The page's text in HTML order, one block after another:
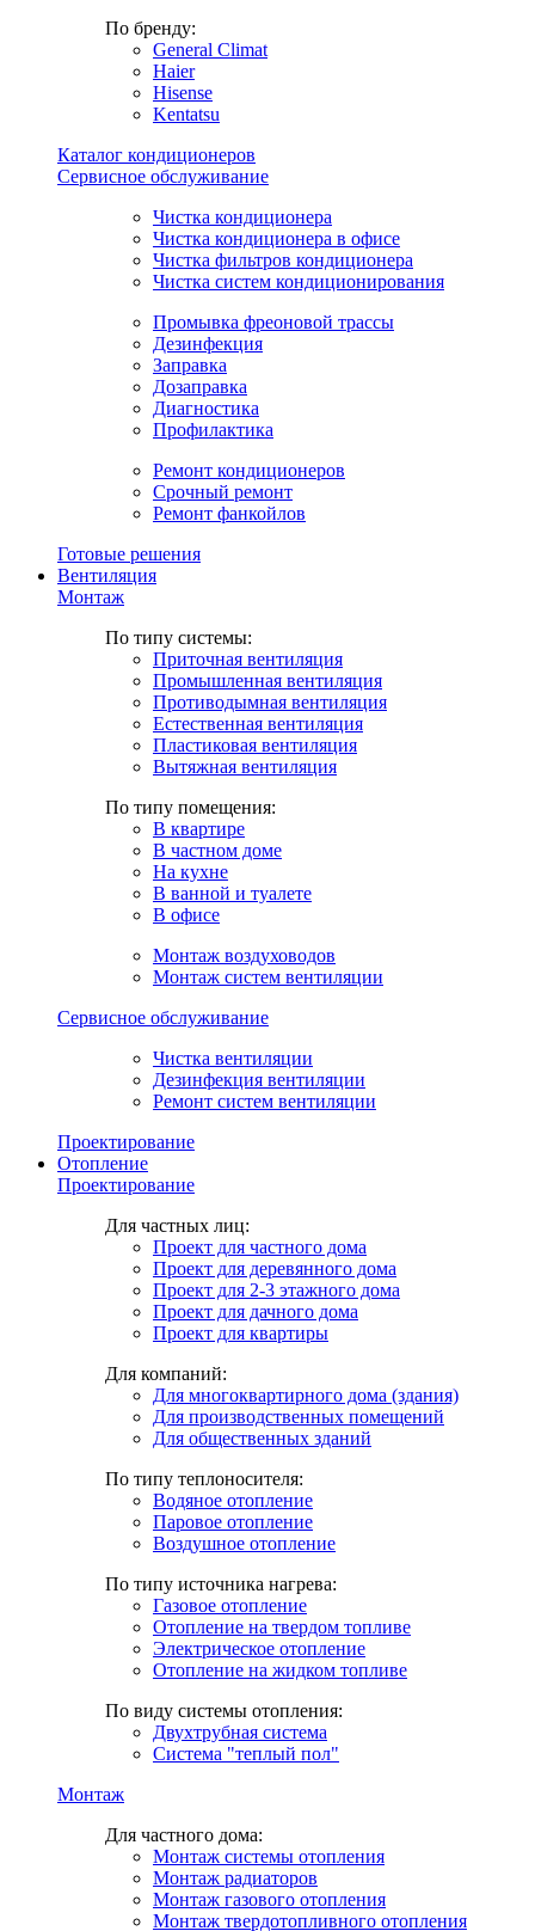
По бренду:
General Climat
Haier
Hisense
Kentatsu
Каталог кондиционеров
Сервисное обслуживание
Чистка кондиционера
Чистка кондиционера в офисе
Чистка фильтров кондиционера
Чистка систем кондиционирования
Промывка фреоновой трассы
Дезинфекция
Заправка
Дозаправка
Диагностика
Профилактика
Ремонт кондиционеров
Срочный ремонт
Ремонт фанкойлов
Готовые решения
Вентиляция
Монтаж
По типу системы:
Приточная вентиляция
Промышленная вентиляция
Противодымная вентиляция
Естественная вентиляция
Пластиковая вентиляция
Вытяжная вентиляция
По типу помещения:
В квартире
В частном доме
На кухне
В ванной и туалете
В офисе
Монтаж воздуховодов
Монтаж систем вентиляции
Сервисное обслуживание
Чистка вентиляции
Дезинфекция вентиляции
Ремонт систем вентиляции
Проектирование
Отопление
Проектирование
Для частных лиц:
Проект для частного дома
Проект для деревянного дома
Проект для 2-3 этажного дома
Проект для дачного дома
Проект для квартиры
Для компаний:
Для многоквартирного дома (здания)
Для производственных помещений
Для общественных зданий
По типу теплоносителя:
Водяное отопление
Паровое отопление
Воздушное отопление
По типу источника нагрева:
Газовое отопление
Отопление на твердом топливе
Электрическое отопление
Отопление на жидком топливе
По виду системы отопления:
Двухтрубная система
Система "теплый пол"
Монтаж
Для частного дома:
Монтаж системы отопления
Монтаж радиаторов
Монтаж газового отопления
Монтаж твердотопливного отопления